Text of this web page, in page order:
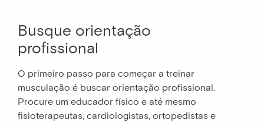
Busque orientação
profissional
O primeiro passo para começar a treinar
musculação é buscar orientação profissional.
Procure um educador físico e até mesmo
fisioterapeutas, cardiologistas, ortopedistas e